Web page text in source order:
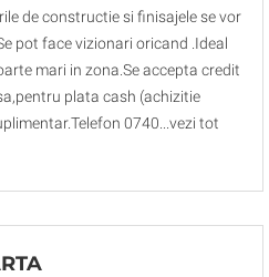
de constructie si finisajele se vor
pot face vizionari oricand .Ideal
mari in zona.Se accepta credit
plata cash (achizitie
0740...vezi tot